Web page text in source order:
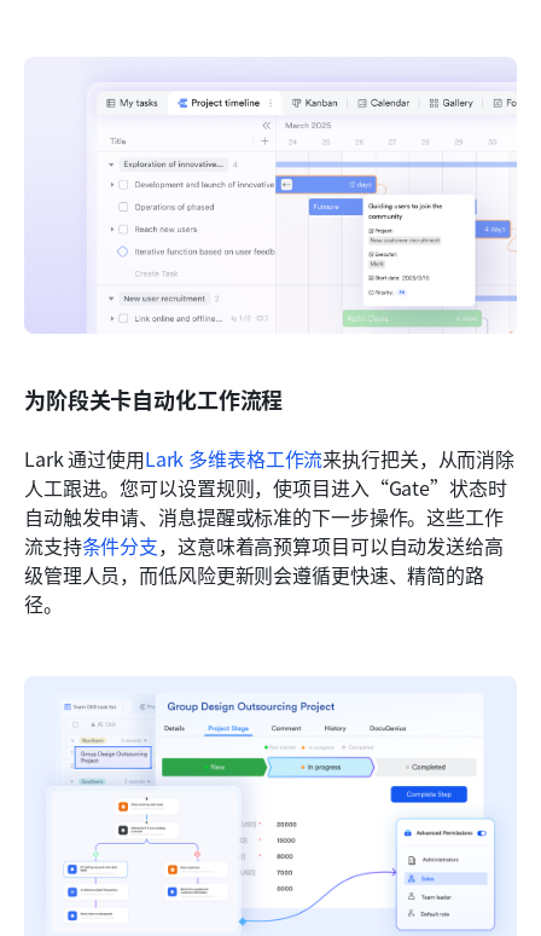
为阶段关卡自动化工作流程
Lark 通过使用Lark 多维表格工作流来执行把关，从而消除
人工跟进。您可以设置规则，使项目进入“Gate”状态时
自动触发申请、消息提醒或标准的下一步操作。这些工作
流支持条件分支，这意味着高预算项目可以自动发送给高
级管理人员，而低风险更新则会遵循更快速、精简的路
径。